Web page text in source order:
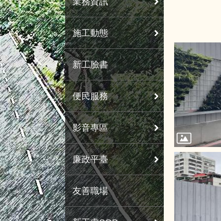
施工動態
新工臉書
便民服務
影音專區
廉政平臺
友善職場